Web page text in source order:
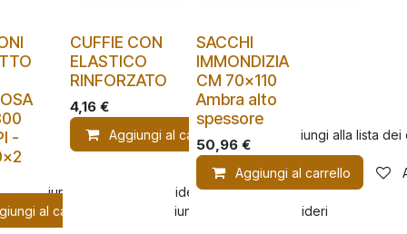
Aggiungi alla lista dei desideri
-
al carrello Aggiungi alla lista dei desideri
CUFFIE CON
ELASTICO
RINFORZATO
4,16€
Aggiungi al carrello Aggiungi alla lista
SACCHI
IMMONDIZIA
CM 70x110
Ambra alto
spessore
50,96€
Aggiungi al carrello